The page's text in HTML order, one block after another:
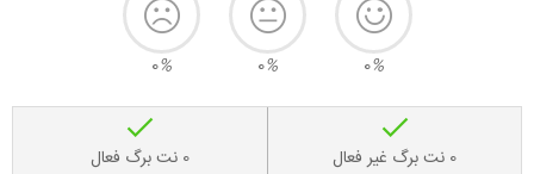
0%
0%
0%
0 نت برگ غیر فعال 0 نت برگ فعال